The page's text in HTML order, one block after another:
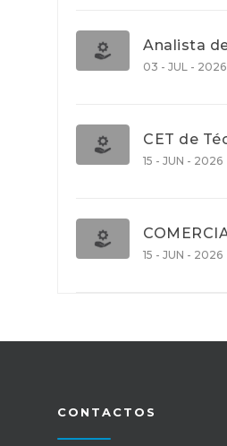
03 - JUL - 2026
15 - JUN - 2026
15 - JUN - 2026
CONTACTOS